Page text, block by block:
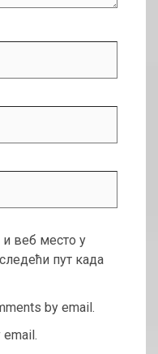
и веб место у
пут када
by email.